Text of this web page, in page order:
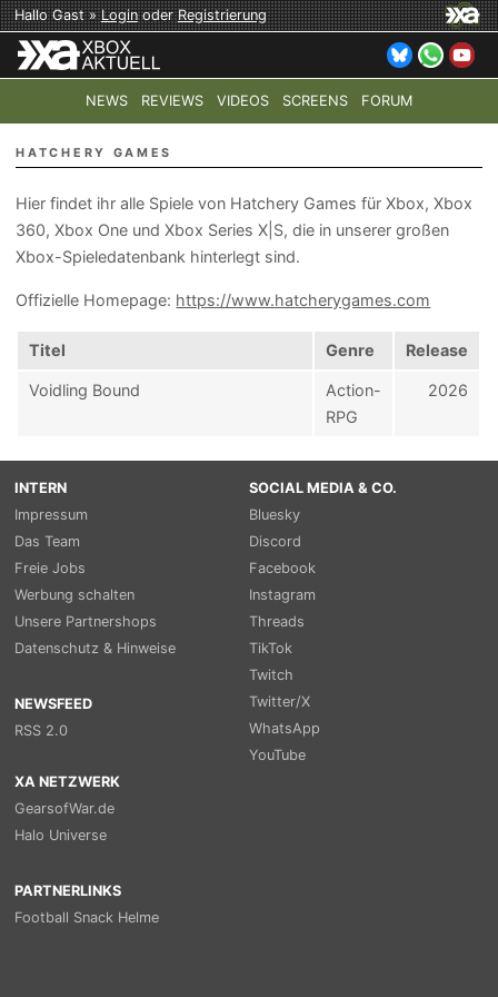
Hallo Gast »LoginoderRegistrierung
NEWS REVIEWS VIDEOS SCREENS FORUM
TOP-THEMEN: COD: MODERN WARFARE 4 HALO:
HATCHERY GAMES
Hier findet ihr alle Spiele von Hatchery Games für Xbox, Xbox
360, Xbox One und Xbox Series X|S, die in unserer großen
Xbox-Spieledatenbank hinterlegt sind.
Offizielle Homepage: https://www.hatcherygames.com
Titel Genre Release
Voidling Bound
Action-
RPG
2026
INTERN
Impressum
Das Team
Freie Jobs
Werbung schalten
Unsere Partnershops
Datenschutz & Hinweise
NEWSFEED
RSS 2.0
SOCIAL MEDIA & CO.
Bluesky
Discord
Facebook
Instagram
Threads
TikTok
Twitch
Twitter/X
WhatsApp
YouTube
XA NETZWERK
GearsofWar.de
Halo Universe
PARTNERLINKS
Football Snack Helme